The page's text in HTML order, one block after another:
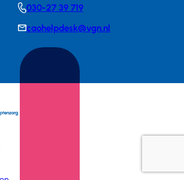
Telephonenumber
030-27 39 719
E-
mail
caohelpdesk@vgn.nl